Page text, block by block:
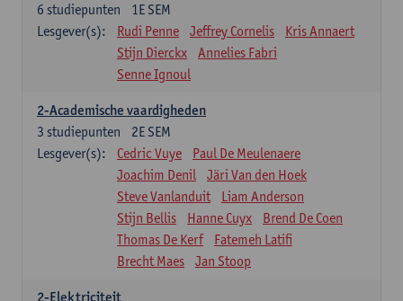
1E SEM
6 studiepunten
Lesgever(s):
Rudi Penne Jeffrey Cornelis
Kris Annaert
Stijn Dierckx
Annelies Fabri
Senne Ignoul
2-Academische vaardigheden
2E SEM
3 studiepunten
Lesgever(s):
Cedric Vuye
Paul De Meulenaere
Joachim Denil
Järi Van den Hoek
Steve Vanlanduit
Liam Anderson
Stijn Bellis
Hanne Cuyx
Brend De Coen
Thomas De Kerf
Fatemeh Latifi
Brecht Maes
Jan Stoop
2-Elektriciteit